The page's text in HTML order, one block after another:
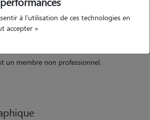
un membre non professionnel.
à l'utilisation de ces technologies en
accepter »